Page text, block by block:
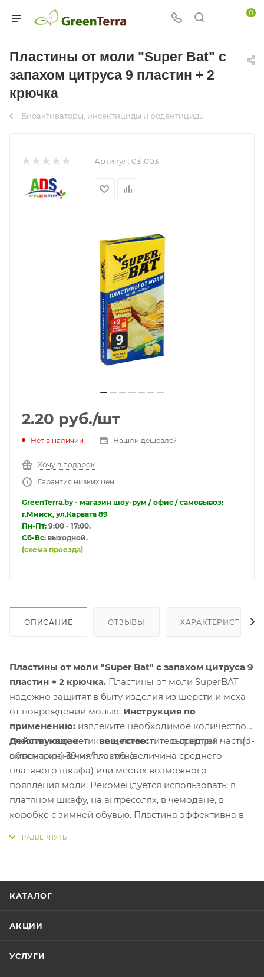
0
Пластины от моли "Super Bat" с
запахом цитруса 9 пластин + 2
крючка
Биоактиваторы, инсектициды и родентициды
Артикул: 03-003
2.20 руб./шт
Нет в наличии Нашли дешевле?
Хочу в подарок
Гарантия низких цен!
GreenTerra.by - магазин шоу-рум / офис / самовывоз:
г.Минск, ул.Карвата 89
Пн-Пт: 9:00 - 17:00.
Сб-Вс: выходной.
(схема проезда)
ОПИСАНИЕ ОТЗЫВЫ ХАРАКТЕРИСТИКИ
Пластины от моли "Super Bat" с запахом цитруса 9
пластин + 2 крючка. Пластины от моли SuperBAT
надежно защитят в быту изделия из шерсти и меха
от повреждений молью. Инструкция по
применению: извлеките необходимое количество
пластин из пакетиков и поместите в средней части
объема хранения 1 м. куб. (величина среднего
платяного шкафа) или местах возможного
появления моли. Рекомендуется использовать: в
платяном шкафу, на антресолях, в чемодане, в
коробке с зимней обувью. Пластина эффективна в
Действующее вещество:выпортрин (d-
эмпентрин) 30 мг/пластина.
КАТАЛОГ
АКЦИИ
УСЛУГИ